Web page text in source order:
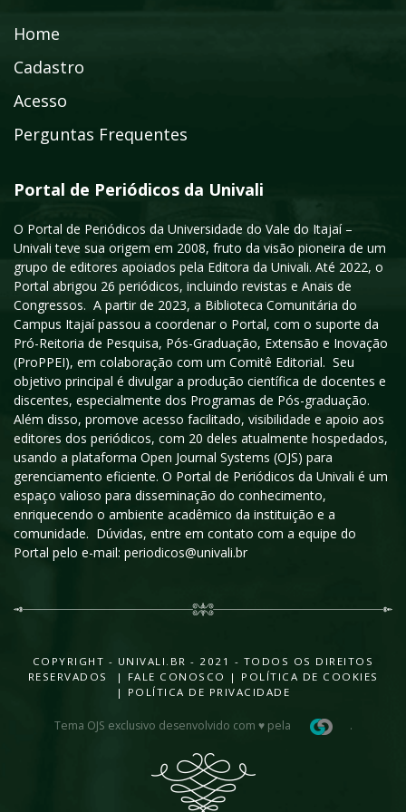
Home
Cadastro
Acesso
Perguntas Frequentes
Portal de Periódicos da Univali
O Portal de Periódicos da Universidade do Vale do Itajaí –
Univali teve sua origem em 2008, fruto da visão pioneira de um
grupo de editores apoiados pela Editora da Univali. Até 2022, o
Portal abrigou 26 periódicos, incluindo revistas e Anais de
Congressos. A partir de 2023, a Biblioteca Comunitária do
Campus Itajaí passou a coordenar o Portal, com o suporte da
Pró-Reitoria de Pesquisa, Pós-Graduação, Extensão e Inovação
(ProPPEI), em colaboração com um Comitê Editorial. Seu
objetivo principal é divulgar a produção científica de docentes e
discentes, especialmente dos Programas de Pós-graduação.
Além disso, promove acesso facilitado, visibilidade e apoio aos
editores dos periódicos, com 20 deles atualmente hospedados,
usando a plataforma Open Journal Systems (OJS) para
gerenciamento eficiente. O Portal de Periódicos da Univali é um
espaço valioso para disseminação do conhecimento,
enriquecendo o ambiente acadêmico da instituição e a
comunidade. Dúvidas, entre em contato com a equipe do
Portal pelo e-mail: periodicos@univali.br
COPYRIGHT - UNIVALI.BR - 2021 - TODOS OS DIREITOS
RESERVADOS |
FALE CONOSCO | POLÍTICA DE COOKIES
| POLÍTICA DE PRIVACIDADE
Tema OJS exclusivo desenvolvido com ♥ pela .